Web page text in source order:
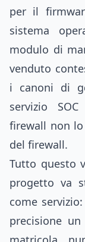
per il
sistema
modulo di
venduto
i canoni di
servizio
firewall non
del firewall.
Tutto questo
progetto va
come
precisione